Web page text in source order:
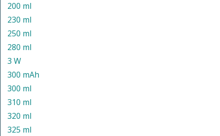
200 ml
230 ml
250 ml
280 ml
3 W
300 mAh
300 ml
310 ml
320 ml
325 ml